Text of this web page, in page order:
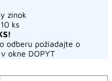
zinok
ks
odberu požiadajte o
okne DOPYT